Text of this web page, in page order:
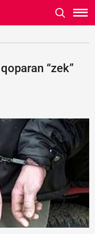
qoparan “zek”